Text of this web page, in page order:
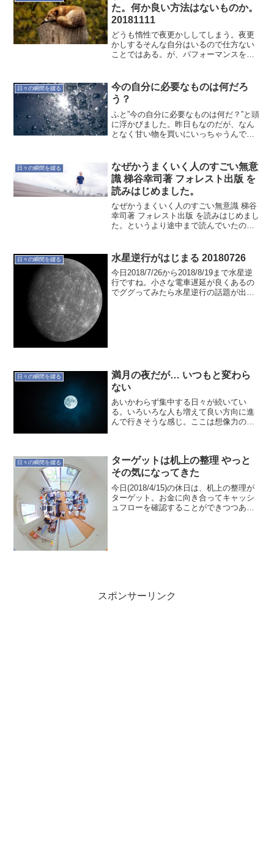
た。何か良い方法はないものか。
20181111
どうも惰性で夜更かししてしまう。夜更
かしするそんな自分はいるので仕方ない
ことではある。が、パフォーマンスを保
な。
日々の瞬間を綴る
今の自分に必要なものは何だろ
う？
ふと”今の自分に必要なものは何だ？”と頭
に浮かびました。昨日もなのだが、なん
となく甘い物を買いにいっちゃうんです
りと食を見直した方が良いのではないか
とも。様々な問題を抱...
日々の瞬間を綴る
なぜかうまくいく人のすごい無意
識 梯谷幸司著 フォレスト出版 を
読みはじめました。
なぜかうまくいく人のすごい無意識 梯谷
幸司著 フォレスト出版 を読みはじめまし
た。というより途中まで読んでいたので
で手にしたかは忘れました。そういえば
無意識に関する本が...
日々の瞬間を綴る 水星逆行がはじまる 20180726
今日2018/7/26から2018/8/19まで水星逆
行ですね。小さな電車遅延が良くあるの
でググってみたら水星逆行の話題が出て
日々の瞬間を綴る
満月の夜だが… いつもと変わら
ない
あいかわらず集中する日々が続いてい
る。いろいろな人も増えて良い方向に進
んで行きそうな感じ。ここは想像力の世
日々の瞬間を綴る
ターゲットは机上の整理 やっと
その気になってきた
今日(2018/4/15)の休日は、机上の整理が
ターゲット。お金に向き合ってキャッシ
ュフローを確認することができつつあ
スポンサーリンク